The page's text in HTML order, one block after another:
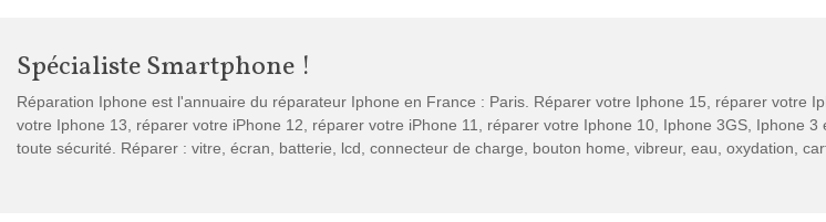
Spécialiste Smartphone !
Réparation Iphone est l'annuaire du réparateur Iphone en France : Paris. Réparer votre Iphone 15, réparer votre
votre Iphone 13, réparer votre iPhone 12, réparer votre iPhone 11, réparer votre Iphone 10, Iphone 3GS, Iphone 3
toute sécurité. Réparer : vitre, écran, batterie, lcd, connecteur de charge, bouton home, vibreur, eau, oxydation,